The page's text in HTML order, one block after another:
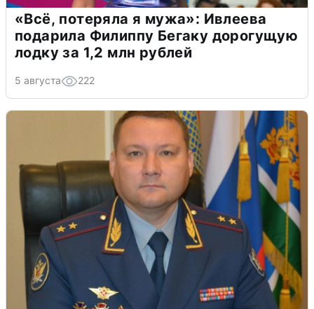
«Всё, потеряла я мужа»: Ивлеева
подарила Филиппу Бегаку дорогущую
лодку за 1,2 млн рублей
5 августа 222